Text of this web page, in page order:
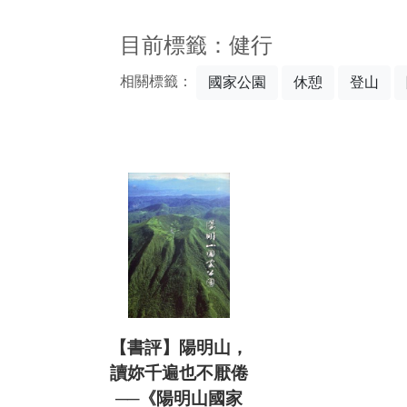
目前標籤：健行
相關標籤： 國家公園 休憩 登山
【書評】陽明山，
讀妳千遍也不厭倦
──《陽明山國家